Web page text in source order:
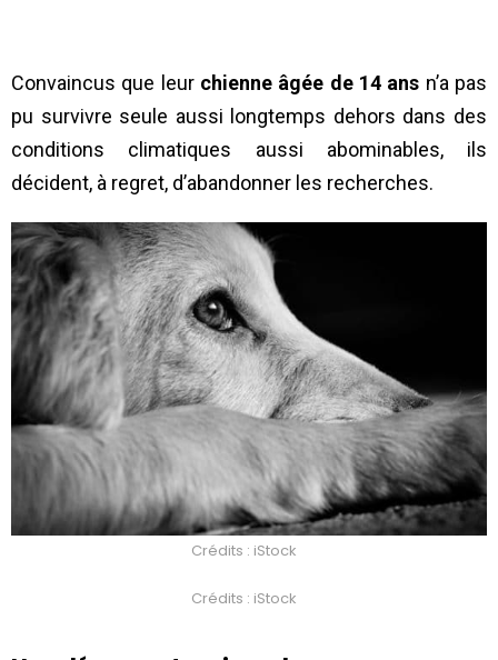
Convaincus que leurchienne âgée de 14 ans n’a pas
pu survivre seule aussi longtemps dehors dans des
conditions climatiques aussi abominables, ils
décident, à regret, d’abandonner les recherches.
Crédits : iStock
Crédits : iStock